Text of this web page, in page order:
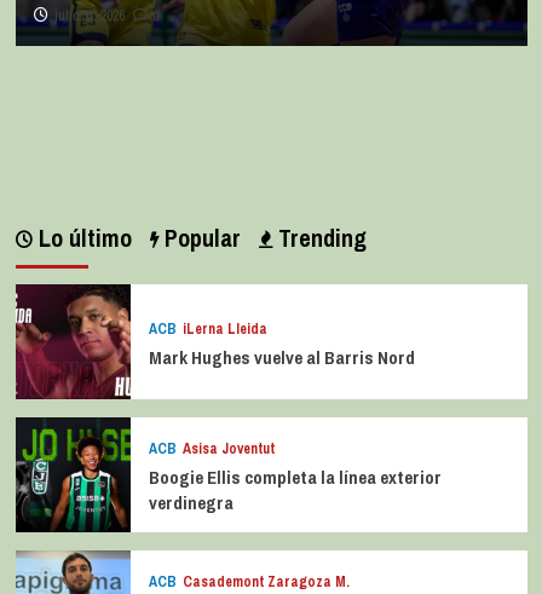
julio 11, 2026 0
Lo último Popular Trending
ACB iLerna Lleida
Mark Hughes vuelve al Barris Nord
ACB Asisa Joventut
Boogie Ellis completa la línea exterior
verdinegra
ACB Casademont Zaragoza M.